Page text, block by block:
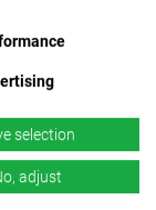
selection
adjust